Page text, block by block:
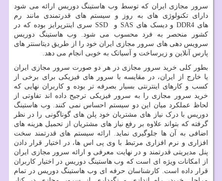
سرور مجازی ایران که توسط وب هاستینگ دوریس ارائه می شود
دارای تکنولوژی های به روز و سیستم های قدرتمندی مانند رم
های DDR4 و دیسک های SAS و SSD سری اینترپرایز بوده که در
کشور منحصر به فرد محسوب می شود. وب هاستینگ دوریس
سرویس دهی های سرور مجازی ایران خود را از طریق دیتاسنتر های
پارس آنلاین و زیرساخت و آسیاتک به خوبی انجام می دهد.
بطور کلی خرید سرور مجازی در هر دو صورت سرور مجازی ایران
یا خارج از ایران، در مقایسه با سرور های فیزیکی برای برخی از
کسب و کارهای اینترنتی بسیار بصرفه تر بوده و کاربران نهایی که
خرید سرور مجازی را به سرور فیزیکی ترجیح داده اند تفاوتی از
لحاظ عملکرد میان این دو سیستم احساس نمی کنند. وب هاستینگ
دوریس با درک نیاز های مشتریان خود پلن های گوناگونی را در نظر
گرفته که بتواند علاوه بر رفع نیاز های مشتریان از تحمیل هزینه های
اضافی به آن ها جلوگیری نماید. ارائه سیستم های قدرتمند سخت
افزاری و نرم افزاری مرتبط با وی پی اس ها، در اختیار قرار دادن
پنل مدیریتی قدرتمند و در نهایت معرفی و ارائه سرور مجازی ایران
از امکانات ویژه ای است که وب هاستینگ دوریس در اختیار کاربران
قرار داده است. کارشناسان حرفه ای وب هاستینگ دوریس در تمام